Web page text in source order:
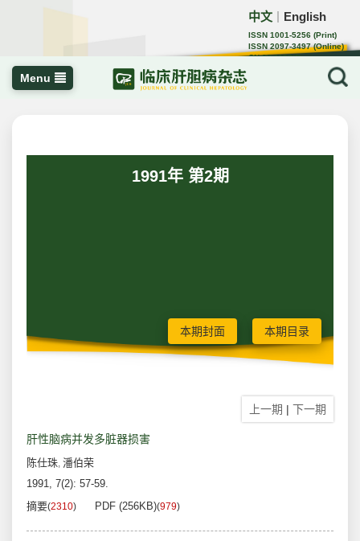
中文 English
ISSN 1001-5256 (Print)
ISSN 2097-3497 (Online)
CN 22-1108/R
Menu
1991年 第2期
本期封面 本期目录
上一期 | 下一期
肝性脑病并发多脏器损害
陈仕珠, 潘伯荣
1991, 7(2): 57-59.
摘要(2310) PDF (256KB)(979)